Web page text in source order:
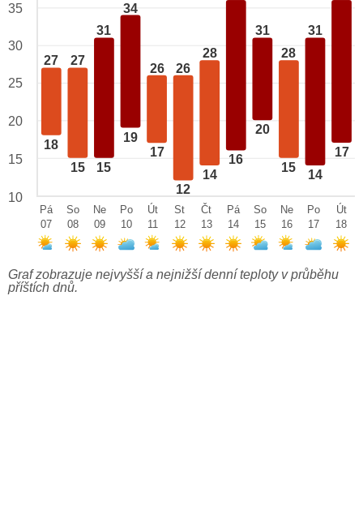
27
18
27
15
31
15
34
19
26
17
26
12
28
14
16
31
20
28
15
31
14
17
35
30
25
20
15
10
Pá
07
So
08
Ne
09
Po
10
Út
11
St
12
Čt
13
Pá
14
So
15
Ne
16
Po
17
Út
18
Graf zobrazuje nejvyšší a nejnižší denní teploty v průběhu
příštích dnů.